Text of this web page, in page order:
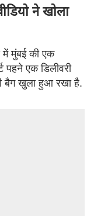
ने खोला
में मुंबई की एक
पहने एक डिलीवरी
बैग खुला हुआ रखा है.